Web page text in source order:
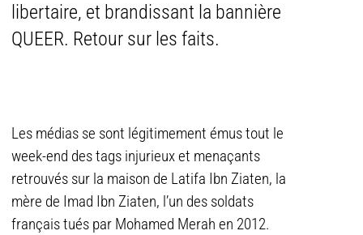
libertaire, et brandissant la bannière
QUEER. Retour sur les faits.
Les médias se sont légitimement émus tout le
week-end des tags injurieux et menaçants
retrouvés sur la maison de Latifa Ibn Ziaten, la
mère de Imad Ibn Ziaten, l’un des soldats
français tués par Mohamed Merah en 2012.